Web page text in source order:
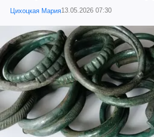
Цихоцкая Мария13.05.2026 07:30